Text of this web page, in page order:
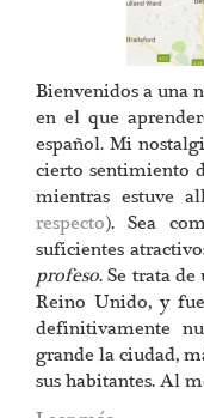
Bienvenidos a una
en el que
español. Mi
cierto sentimiento
mientras estuve
respecto). Sea
suficientes
profeso. Se trata de
Reino Unido, y
definitivamente
grande la ciudad,
sus habitantes. Al